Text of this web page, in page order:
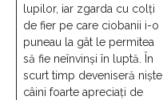
lupilor, iar zgarda cu colți
de fier pe care ciobanii i-o
puneau la gât le permitea
să fie neînvinși în luptă. În
scurt timp deveniseră niște
câini foarte apreciați de